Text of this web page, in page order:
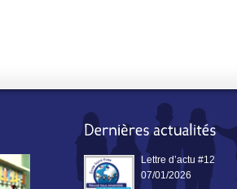
Lettre d’actu #12
07/01/2026